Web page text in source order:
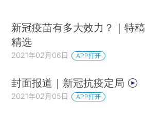
新冠疫苗有多大效力？｜特稿
精选
2021年02月06日 APP打开
封面报道｜新冠抗疫定局
2021年02月05日 APP打开